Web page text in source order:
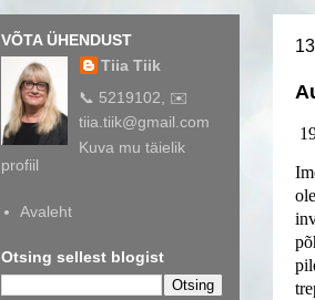
VÕTA ÜHENDUST
Tiia Tiik
📞 5219102, ✉️
tiia.tiik@gmail.com
Kuva mu täielik
profiil
Avaleht
Otsing sellest blogist